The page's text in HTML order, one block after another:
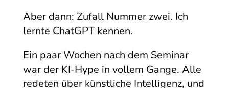
Aber dann: Zufall Nummer zwei. Ich
lernte ChatGPT kennen.
Ein paar Wochen nach dem Seminar
war der KI-Hype in vollem Gange. Alle
redeten über künstliche Intelligenz, und